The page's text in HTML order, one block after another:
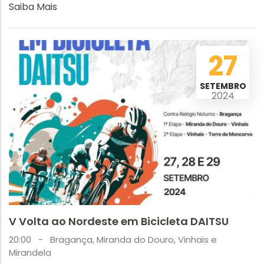
Saiba Mais
27
SETEMBRO
2024
V Volta ao Nordeste em Bicicleta DAITSU
20:00 -
Bragança, Miranda do Douro, Vinhais e
Mirandela